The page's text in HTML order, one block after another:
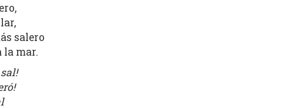
salero
la mar.